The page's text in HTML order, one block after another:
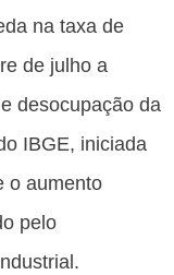
na taxa de
de julho a
desocupação da
IBGE, iniciada
o aumento
pelo